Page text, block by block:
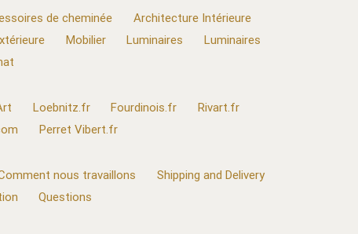
de cheminée
Architecture Intérieure
Mobilier Luminaires
Luminaires
Loebnitz.fr Fourdinois.fr
Rivart.fr
Perret Vibert.fr
nous travaillons
Shipping and Delivery
Questions